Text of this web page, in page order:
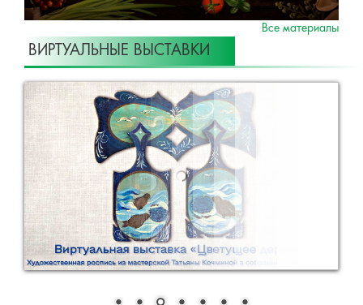
Все материалы
ВИРТУАЛЬНЫЕ ВЫСТАВКИ